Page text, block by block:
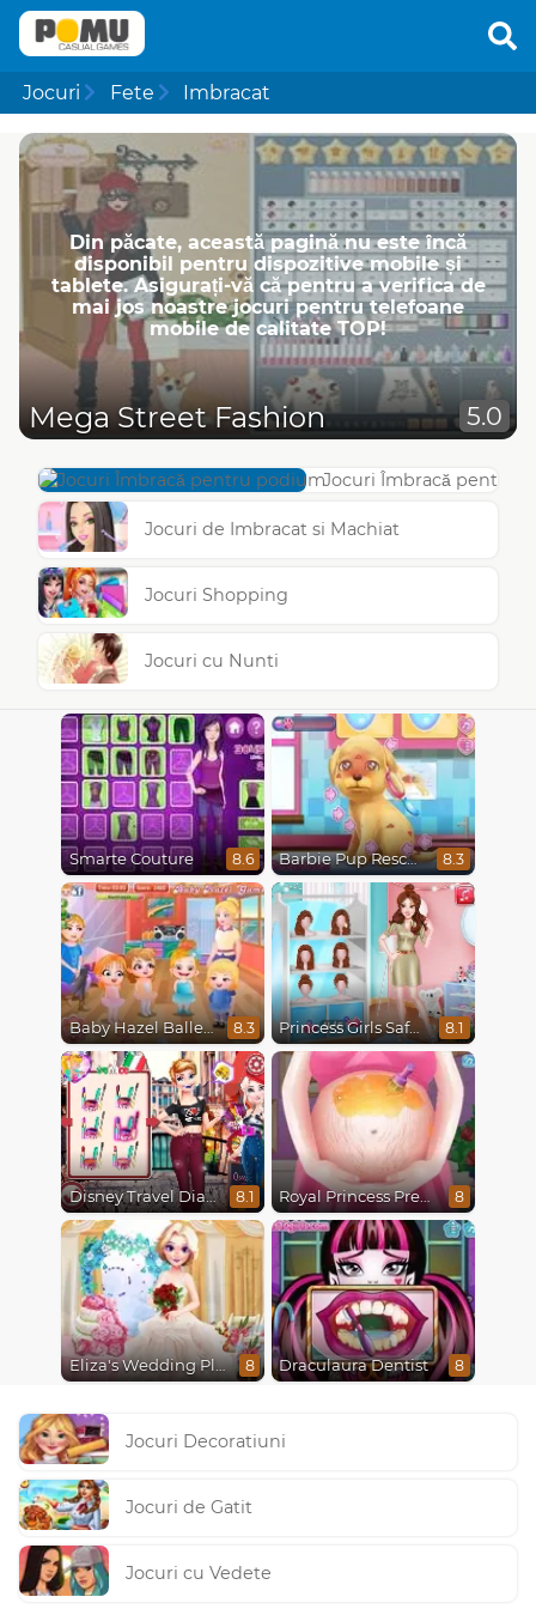
Jocuri Fete Imbracat
Din păcate, această pagină nu este încă
disponibil pentru dispozitive mobile și
tablete. Asigurați-vă că pentru a verifica de
mai jos noastre jocuri pentru telefoane
mobile de calitate TOP!
Mega Street Fashion 5.0
Jocuri Îmbracă pentru
Jocuri de Imbracat si Machiat
Jocuri Shopping
Jocuri cu Nunti
Smarte Couture 8.6 Barbie Pup Rescue 8.3
Baby Hazel Ballerina Dance 8.3 Princess Girls Safari Trip 8.1
Disney Travel Diaries: City Break 8.1 Royal Princess Pregnant 8
Eliza's Wedding Planner 8 Draculaura Dentist 8
Jocuri Decoratiuni
Jocuri de Gatit
Jocuri cu Vedete